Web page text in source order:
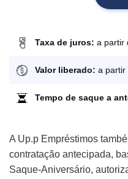
Taxa de juros: a partir
Valor liberado: a partir
Tempo de saque a
A Up.p Empréstimos
contratação antecipada,
Saque-Aniversário,